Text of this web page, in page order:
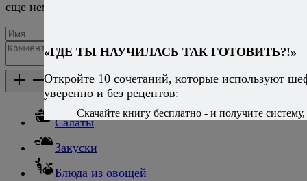
еще немного.
Каталог рецептов Каталог рецептов
Салаты
Закуски
Блюда из овощей
«ГДЕ ТЫ НАУЧИЛАСЬ ТАК ГОТОВИТЬ?!»
Откройте 10 сочетаний, которые используют
уверенно и без рецептов:
Скачайте книгу бесплатно - и получите систему,